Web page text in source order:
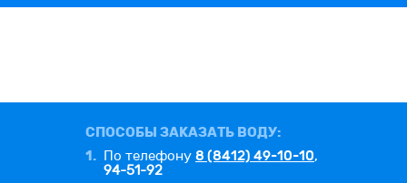
СПОСОБЫ ЗАКАЗАТЬ ВОДУ:
1. По телефону 8 (8412) 49-10-10,
94-51-92